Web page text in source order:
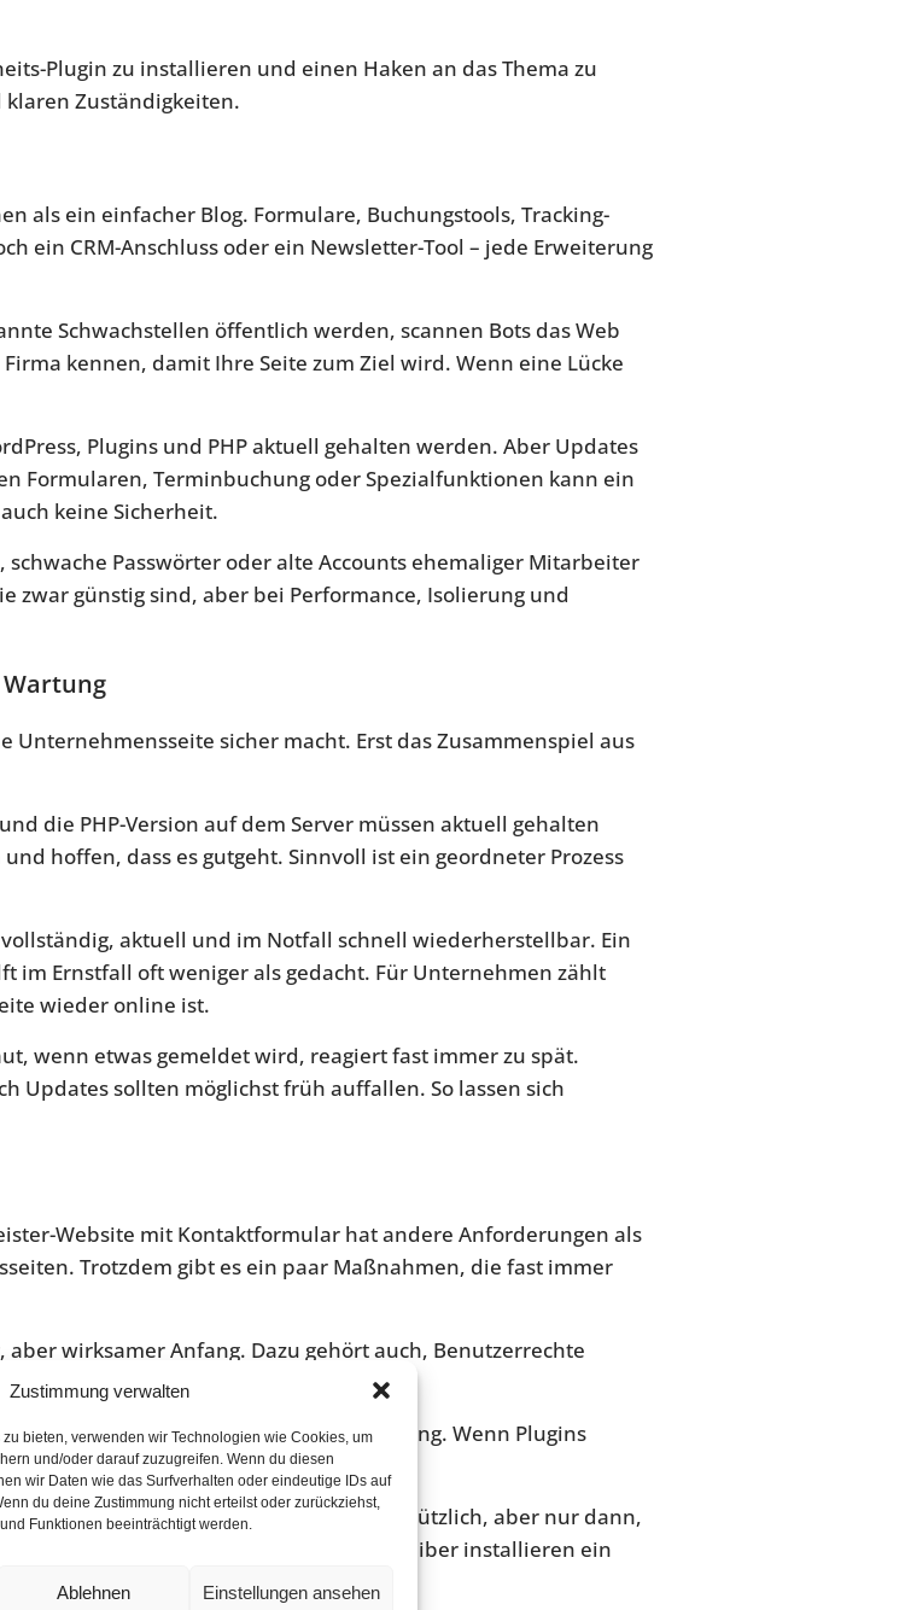
Zustimmung verwalten
bieten, verwenden wir Technologien wie Cookies, um
und/oder darauf zuzugreifen. Wenn du diesen
wir Daten wie das Surfverhalten oder eindeutige IDs auf
du deine Zustimmung nicht erteilst oder zurückziehst,
Funktionen beeinträchtigt werden.
Ablehnen Einstellungen ansehen
Plugin zu installieren und einen Haken an das Thema zu
klaren Zuständigkeiten.
als ein einfacher Blog. Formulare, Buchungstools, Tracking-
ein CRM-Anschluss oder ein Newsletter-Tool – jede Erweiterung
Schwachstellen öffentlich werden, scannen Bots das Web
kennen, damit Ihre Seite zum Ziel wird. Wenn eine Lücke
Plugins und PHP aktuell gehalten werden. Aber Updates
Formularen, Terminbuchung oder Spezialfunktionen kann ein
keine Sicherheit.
Passwörter oder alte Accounts ehemaliger Mitarbeiter
zwar günstig sind, aber bei Performance, Isolierung und
sicher macht. Erst das Zusammenspiel aus
die PHP-Version auf dem Server müssen aktuell gehalten
hoffen, dass es gutgeht. Sinnvoll ist ein geordneter Prozess
aktuell und im Notfall schnell wiederherstellbar. Ein
im Ernstfall oft weniger als gedacht. Für Unternehmen zählt
wieder online ist.
wenn etwas gemeldet wird, reagiert fast immer zu spät.
Updates sollten möglichst früh auffallen. So lassen sich
Website mit Kontaktformular hat andere Anforderungen als
Trotzdem gibt es ein paar Maßnahmen, die fast immer
wirksamer Anfang. Dazu gehört auch, Benutzerrechte
ist sinnvoll, aber kein Ersatz für Wartung. Wenn Plugins
verdächtige Aktivitäten melden. Das ist nützlich, aber nur dann,
geprüft werden. Zu viele Website-Betreiber installieren ein